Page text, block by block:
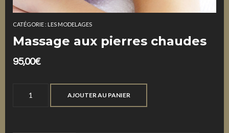
CATÉGORIE : LES MODELAGES
Massage aux pierres chaudes
95,00€
AJOUTER AU PANIER